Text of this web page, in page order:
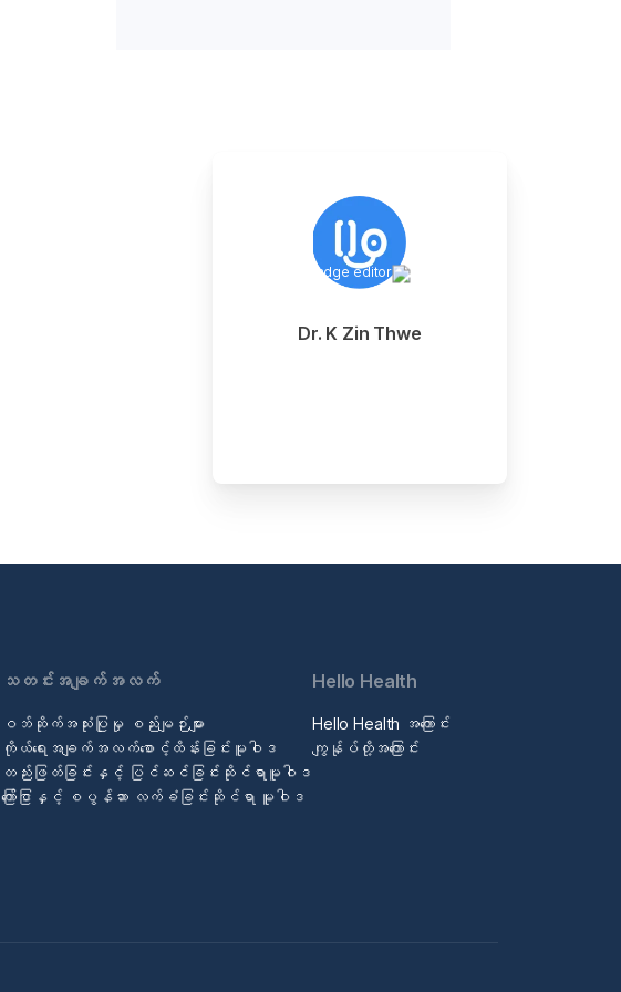
Dr. K Zin Thwe
သတင်းအချက်အလက်
ဝဘ်ဆိုက်အသုံးပြုမှု စည်းမျဉ်းများ
ကိုယ်ရေးအချက်အလက်စောင့်ထိန်းခြင်းမူဝါဒ
တည်းဖြတ်ခြင်းနှင့် ပြင်ဆင်ခြင်းဆိုင်ရာမူဝါဒ
ကြော်ငြာနှင့် စပွန်ဆာ လက်ခံခြင်းဆိုင်ရာ မူဝါဒ
Hello Health
Hello Health အကြောင်း
ကျွန်ုပ်တို့အကြောင်း